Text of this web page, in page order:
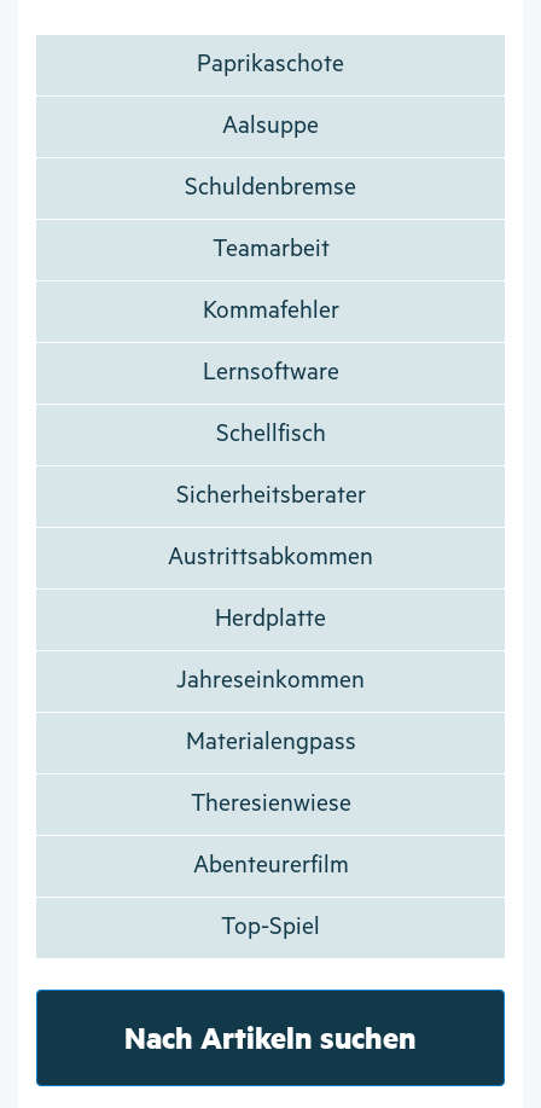
Paprikaschote
Aalsuppe
Schuldenbremse
Teamarbeit
Kommafehler
Lernsoftware
Schellfisch
Sicherheitsberater
Austrittsabkommen
Herdplatte
Jahreseinkommen
Materialengpass
Theresienwiese
Abenteurerfilm
Top-Spiel
Nach Artikeln suchen